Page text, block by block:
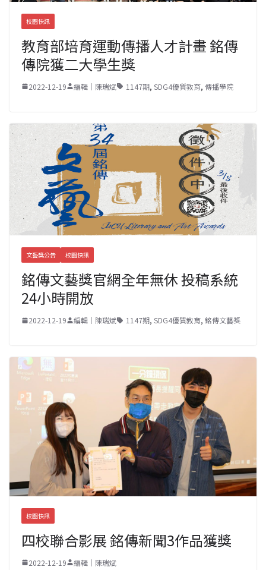
校園快訊
教育部培育運動傳播人才計畫 銘傳
傳院獲二大學生獎
2022-12-19 編輯｜陳瑞斌 1147期, SDG4優質教育, 傳播學院
文藝獎公告 校園快訊
銘傳文藝獎官網全年無休 投稿系統
24小時開放
2022-12-19 編輯｜陳瑞斌 1147期, SDG4優質教育, 銘傳文藝獎
校園快訊
四校聯合影展 銘傳新聞3作品獲獎
2022-12-19
編輯｜陳瑞斌